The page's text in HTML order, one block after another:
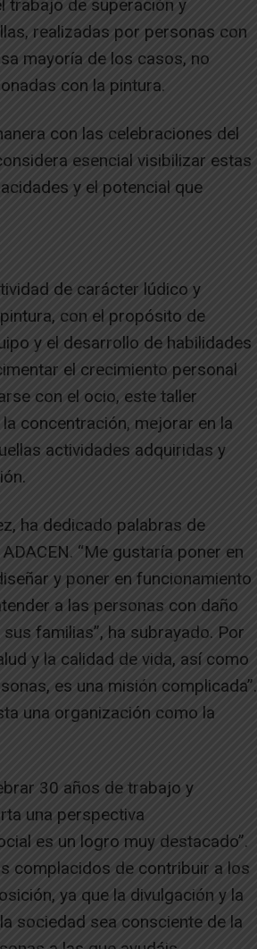
trabajo de superación y
realizadas por personas con
mayoría de los casos, no
con la pintura.
con las celebraciones del
esencial visibilizar estas
y el potencial que
de carácter lúdico y
con el propósito de
y el desarrollo de habilidades
el crecimiento personal
con el ocio, este taller
concentración, mejorar en la
actividades adquiridas y
ha dedicado palabras de
“Me gustaría poner en
y poner en funcionamiento
a las personas con daño
familias”, ha subrayado. Por
y la calidad de vida, así como
es una misión complicada”.
una organización como la
30 años de trabajo y
una perspectiva
es un logro muy destacado”.
complacidos de contribuir a los
ya que la divulgación y la
sociedad sea consciente de la